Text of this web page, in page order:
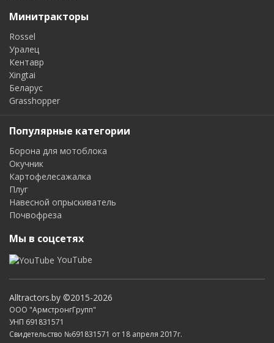
Минитракторы
Rossel
Уралец
Кентавр
Xingtai
Беларус
Grasshopper
Популярные категории
Борона для мотоблока
Окучник
Картофелесажалка
Плуг
Навесной опрыскиватель
Почвофреза
Мы в соцсетях
YouTube
Alltractors.by ©2015-2026
ООО "АрмстронгГрупп"
УНП 691831571
Свидетельство №691831571 от 18 апреля 2017г.